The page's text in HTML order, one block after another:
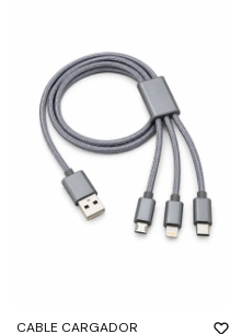
CABLE CARGADOR